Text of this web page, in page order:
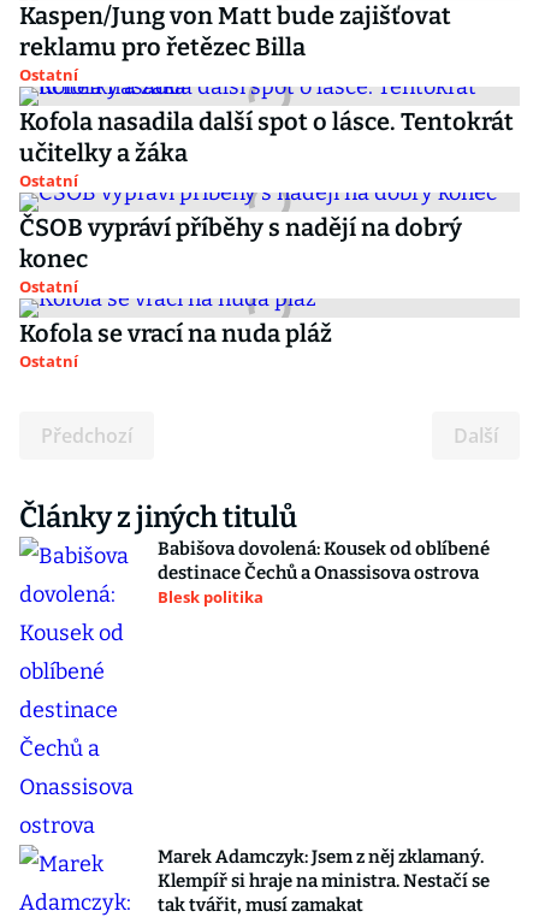
Kaspen/Jung von Matt bude zajišťovat
reklamu pro řetězec Billa
Ostatní
Kofola nasadila další spot o lásce. Tentokrát
učitelky a žáka
Ostatní
ČSOB vypráví příběhy s nadějí na dobrý
konec
Ostatní
Kofola se vrací na nuda pláž
Ostatní
Předchozí Další
Články z jiných titulů
Babišova dovolená: Kousek od oblíbené
destinace Čechů a Onassisova ostrova
Blesk politika
Marek Adamczyk: Jsem z něj zklamaný.
Klempíř si hraje na ministra. Nestačí se
tak tvářit, musí zamakat